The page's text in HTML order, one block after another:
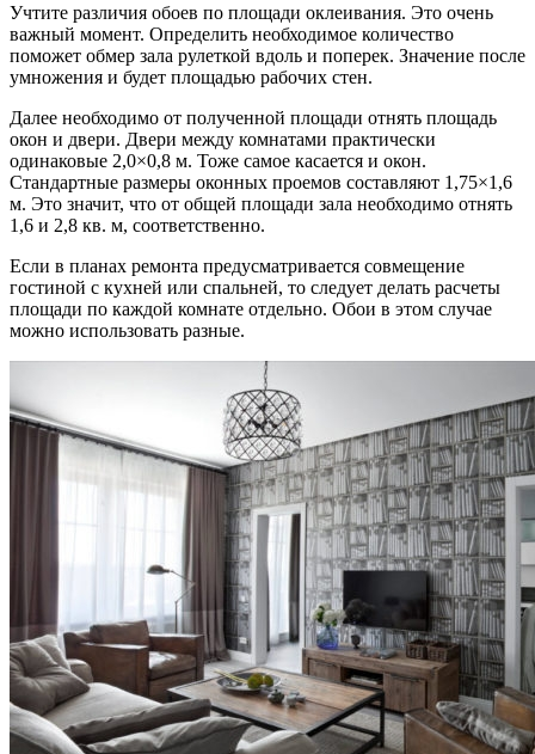
Учтите различия обоев по площади оклеивания. Это очень
важный момент. Определить необходимое количество
поможет обмер зала рулеткой вдоль и поперек. Значение после
умножения и будет площадью рабочих стен.
Далее необходимо от полученной площади отнять площадь
окон и двери. Двери между комнатами практически
одинаковые 2,0×0,8 м. Тоже самое касается и окон.
Стандартные размеры оконных проемов составляют 1,75×1,6
м. Это значит, что от общей площади зала необходимо отнять
1,6 и 2,8 кв. м, соответственно.
Если в планах ремонта предусматривается совмещение
гостиной с кухней или спальней, то следует делать расчеты
площади по каждой комнате отдельно. Обои в этом случае
можно использовать разные.